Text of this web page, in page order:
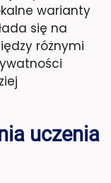
warianty
się na
różnymi
uczenia